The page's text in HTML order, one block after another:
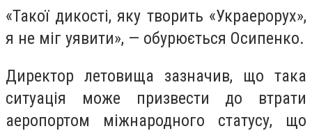
«Такої дикості, яку творить «Украерорух»,
я не міг уявити», — обурюється Осипенко.
Директор летовища зазначив, що така
ситуація може призвести до втрати
аеропортом міжнародного статусу, що